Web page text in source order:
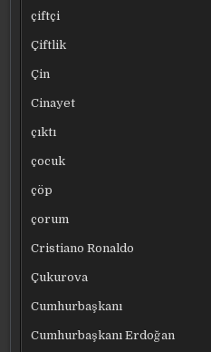
çiftçi
Çiftlik
Çin
Cinayet
çıktı
çocuk
çöp
çorum
Cristiano Ronaldo
Çukurova
Cumhurbaşkanı
Cumhurbaşkanı Erdoğan